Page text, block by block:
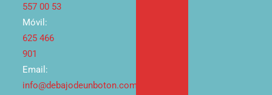
557 00 53
Móvil:
625 466
901
Email:
info@debajodeunboton.com